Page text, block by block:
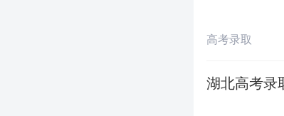
高考录取
湖北高考录